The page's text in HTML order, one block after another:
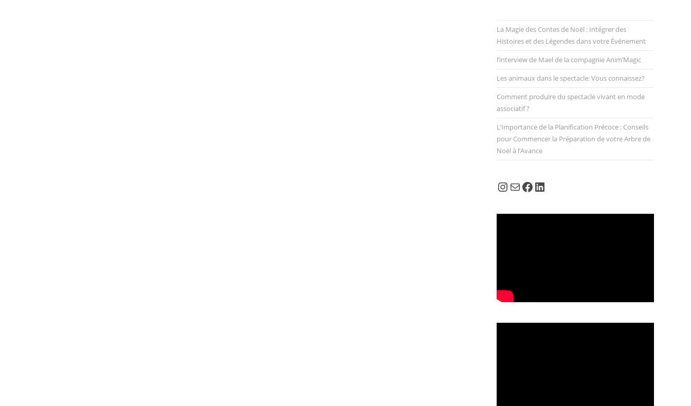
La Magie des Contes de Noël : Intégrer des
Histoires et des Légendes dans votre Événement
l’interview de Mael de la compagnie Anim’Magic
Les animaux dans le spectacle: Vous connaissez?
Comment produire du spectacle vivant en mode
associatif ?
L’Importance de la Planification Précoce : Conseils
pour Commencer la Préparation de votre Arbre de
Noël à l’Avance
Instagram
E-mailFacebook
LinkedIn